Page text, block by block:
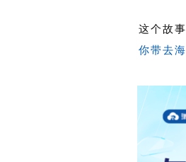
这个故
你带去